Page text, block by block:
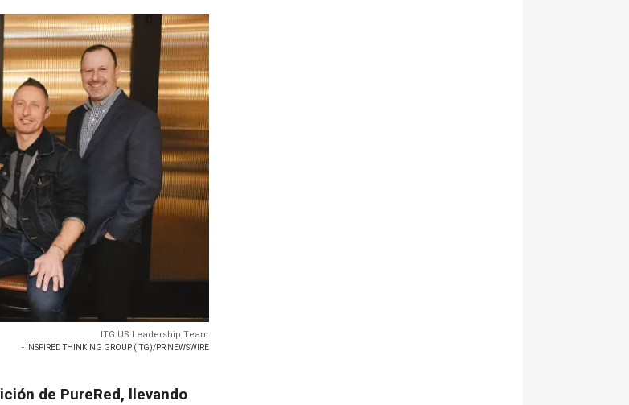
ITG US Leadership Team
- INSPIRED THINKING GROUP (ITG)/PR NEWSWIRE
de PureRed, llevando